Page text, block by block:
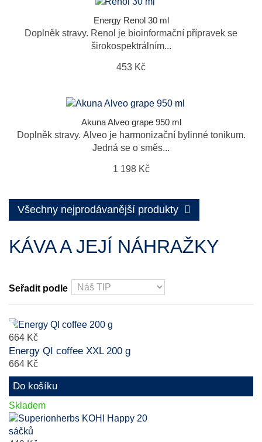
Energy Renol 30 ml
Doplněk stravy. Renol je bioinformační přípravek se
širokospektrálním...
453 Kč
Akuna Alveo grape 950 ml
Doplněk stravy. Alveo je harmonizační bylinné tonikum.
Jedná se o směs...
1 198 Kč
Všechny nejprodávanější produkty
KÁVA A JEJÍ NÁHRAŽKY
Seřadit podle
664 Kč
Energy QI coffee XXL 200 g
664 Kč
Do košíku
Skladem